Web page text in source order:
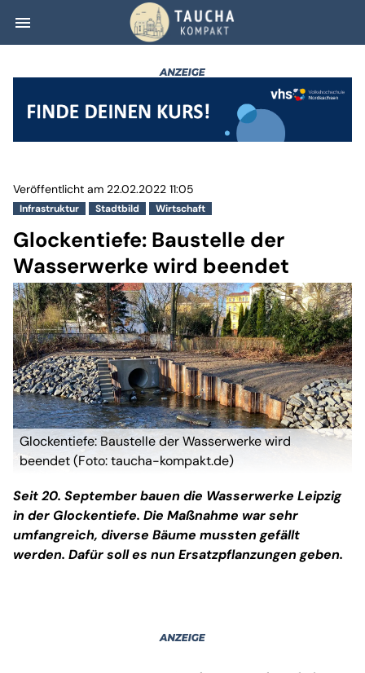
menu Glockentiefe:
Infrastruktur Stadtbild Wirtschaft
Veröffentlicht am 22.02.2022 11:05
Glockentiefe: Baustelle der
Wasserwerke wird beendet
Glockentiefe: Baustelle der Wasserwerke wird
beendet (Foto: taucha-kompakt.de)
Seit 20. September bauen die Wasserwerke Leipzig
in der Glockentiefe. Die Maßnahme war sehr
umfangreich, diverse Bäume mussten gefällt
werden. Dafür soll es nun Ersatzpflanzungen geben.